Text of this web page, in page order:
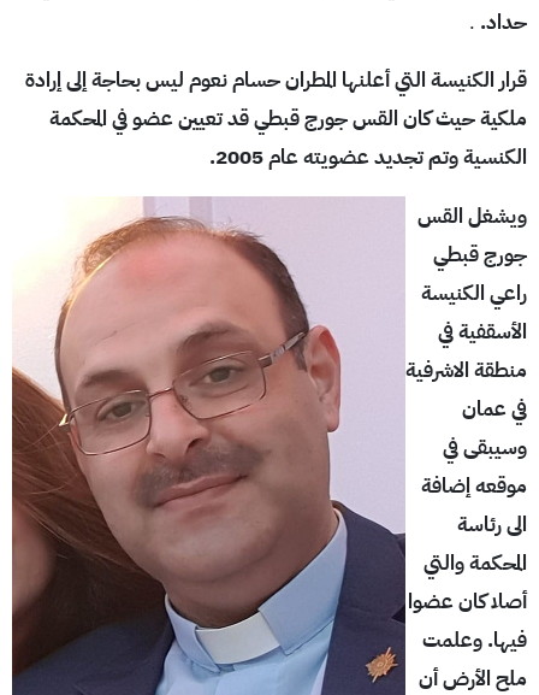
حداد. .
قرار الكنيسة التي أعلنها المطران حسام نعوم ليس بحاجة إلى إرادة
ملكية حيثكان القس جورج قبطي قد تعيين عضو في المحكمة
الكنسية وتم تجديد عضويته عام 2005.
ويشغل القس
جورج قبطي
راعي الكنيسة
الأسقفية في
منطقة الاشرفية
في عمان
وسيبقى في
موقعه إضافة
الى رئاسة
المحكمة والتي
أصلا كان عضوا
فيها. وعلمت
ملح الأرض أن